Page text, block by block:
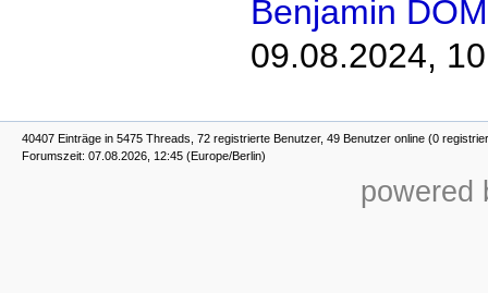
Benjamin
09.08.2024,
40407 Einträge in 5475 Threads, 72 registrierte Benutzer, 49 Benutzer online (0
Forumszeit: 07.08.2026, 12:45 (Europe/Berlin)
powered